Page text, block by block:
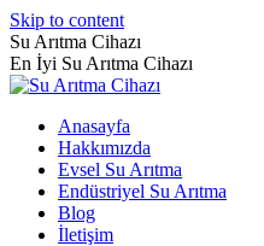
Skip to content
Su Arıtma Cihazı
En İyi Su Arıtma Cihazı
Anasayfa
Hakkımızda
Evsel Su Arıtma
Endüstriyel Su Arıtma
Blog
İletişim